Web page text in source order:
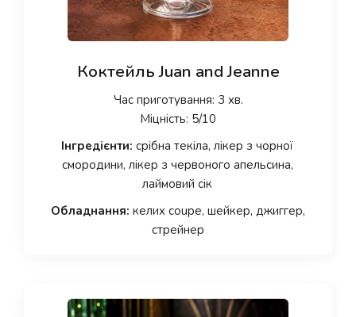
Коктейль Juan and Jeanne
Час приготування: 3 хв.
Міцність: 5/10
Інгредієнти: срібна текіла, лікер з чорної
смородини, лікер з червоного апельсина,
лаймовий сік
Обладнання: келих coupe, шейкер, джиггер,
стрейнер